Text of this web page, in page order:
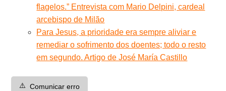
flagelos.” Entrevista com Mario Delpini, cardeal
arcebispo de Milão
Para Jesus, a prioridade era sempre aliviar e
remediar o sofrimento dos doentes; todo o resto
em segundo. Artigo de José María Castillo
⚠️ Comunicar erro